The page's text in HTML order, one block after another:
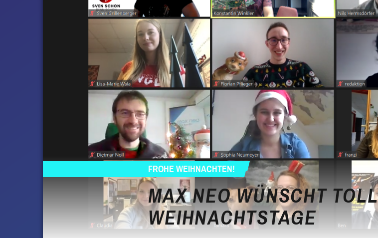
FROHE WEIHNACHTEN!
MAX NEO WÜNSCHT
WEIHNACHTSTAGE